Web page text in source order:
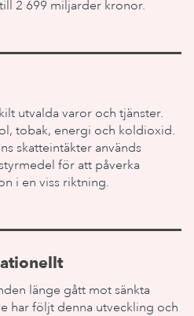
2 699 miljarder kronor.
utvalda varor och tjänster.
tobak, energi och koldioxid.
skatteintäkter används
för att påverka
i en viss riktning.
länge gått mot sänkta
har följt denna utveckling och